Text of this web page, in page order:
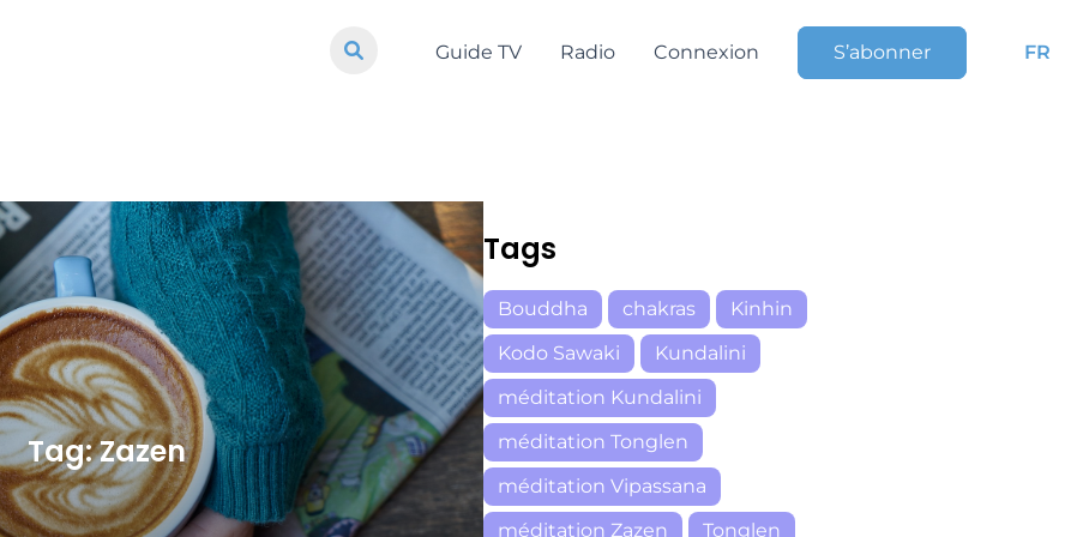
Guide TV Radio Connexion S’abonner FR
Tag: Zazen
Tags
Bouddha chakras
Kinhin
Kodo Sawaki
Kundalini
méditation Kundalini
méditation Tonglen
méditation Vipassana
méditation Zazen
Tonglen